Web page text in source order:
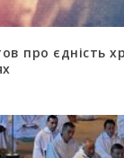
про єдність